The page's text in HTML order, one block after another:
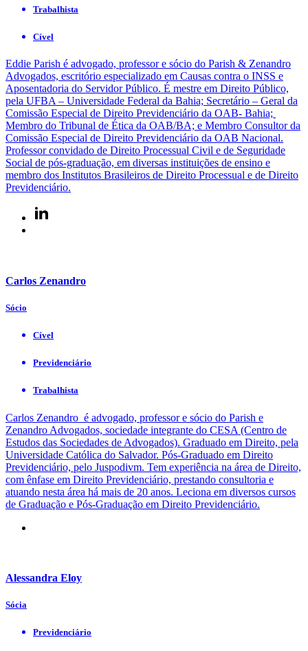
Trabalhista
Cível
Eddie Parish é advogado, professor e sócio do Parish & Zenandro
Advogados, escritório especializado em Causas contra o INSS e
Aposentadoria do Servidor Público. É mestre em Direito Público,
pela UFBA – Universidade Federal da Bahia; Secretário – Geral da
Comissão Especial de Direito Previdenciário da OAB- Bahia;
Membro do Tribunal de Ética da OAB/BA; e Membro Consultor da
Comissão Especial de Direito Previdenciário da OAB Nacional.
Professor convidado de Direito Processual Civil e de Seguridade
Social de pós-graduação, em diversas instituições de ensino e
membro dos Institutos Brasileiros de Direito Processual e de Direito
Previdenciário.
Carlos Zenandro
Sócio
Cível
Previdenciário
Trabalhista
Carlos Zenandro é advogado, professor e sócio do Parish e
Zenandro Advogados, sociedade integrante do CESA (Centro de
Estudos das Sociedades de Advogados). Graduado em Direito, pela
Universidade Católica do Salvador. Pós-Graduado em Direito
Previdenciário, pelo Juspodivm. Tem experiência na área de Direito,
com ênfase em Direito Previdenciário, prestando consultoria e
atuando nesta área há mais de 20 anos. Leciona em diversos cursos
de Graduação e Pós-Graduação em Direito Previdenciário.
Alessandra Eloy
Sócia
Previdenciário